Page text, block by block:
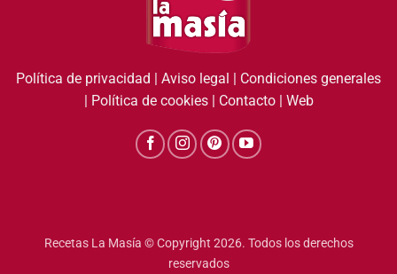
Política de privacidad | Aviso legal | Condiciones generales
| Política de cookies| Contacto| Web
Recetas La Masía © Copyright 2026. Todos los derechos
reservados